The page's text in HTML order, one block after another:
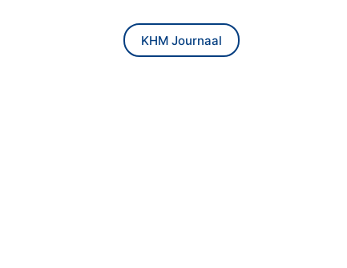
KHM Journaal